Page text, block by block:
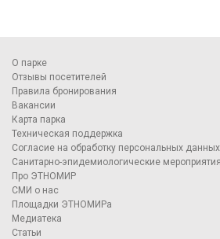
О парке
Отзывы посетителей
Правила бронирования
Вакансии
Карта парка
Техническая поддержка
Согласие на обработку персональных данных
Санитарно-эпидемиологические
Про ЭТНОМИР
СМИ о нас
Площадки ЭТНОМИРа
Медиатека
Статьи